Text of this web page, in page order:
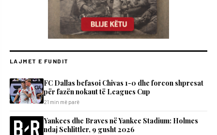
LAJMET E FUNDIT
FC Dallas befasoi Chivas 1-0 dhe forcon shpresat
për fazën nokaut të Leagues Cup
21 min më parë
Yankees dhe Braves në Yankee Stadium: Holmes
ndaj Schlittler, 9 gusht 2026